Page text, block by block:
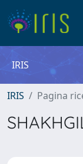
IRIS
IRIS Pagina